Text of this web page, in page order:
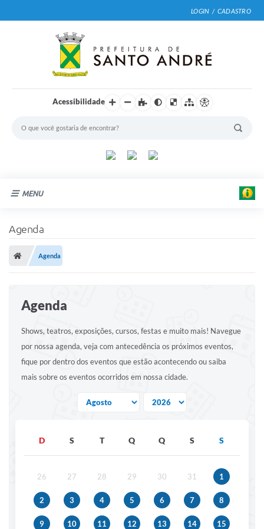
LOGIN / CADASTRO
Acessibilidade
MENU
Portal de Serviços
Ônibus
Consultar Processos
Contas Públicas
Contratos
Declaração de Rendimentos
Fale Conosco
FAQ - Perguntas Frequentes
Iluminação Pública
Agenda
Agenda
Agenda
Shows, teatros, exposições, cursos, festas e muito mais! Navegue
por nossa agenda, veja com antecedência os próximos eventos,
fique por dentro dos eventos que estão acontecendo ou saiba
mais sobre os eventos ocorridos em nossa cidade.
D S T Q Q S S
26 27 28 29 30 31 1
2 3 4 5 6 7 8
9 10 11 12 13 14 15